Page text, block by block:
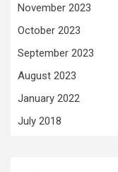
November 2023
October 2023
September 2023
August 2023
January 2022
July 2018